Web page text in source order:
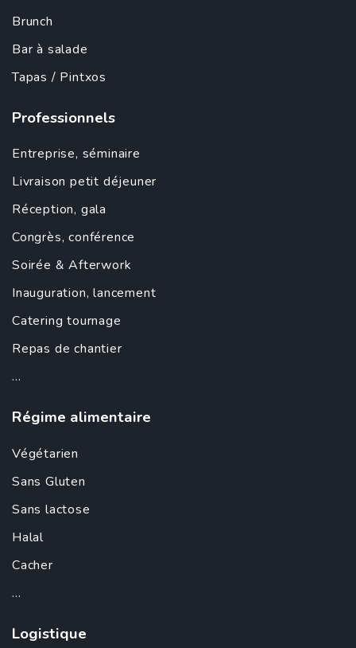
Brunch
Bar à salade
Tapas / Pintxos
Professionnels
Entreprise, séminaire
Livraison petit déjeuner
Réception, gala
Congrès, conférence
Soirée &Afterwork
Inauguration,lancement
Catering tournage
Repas de chantier
...
Régime alimentaire
Végétarien
Sans Gluten
Sans lactose
Halal
Cacher
...
Logistique